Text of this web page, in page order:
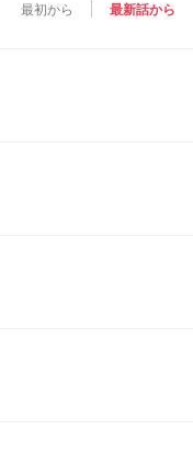
最初から 最新話から